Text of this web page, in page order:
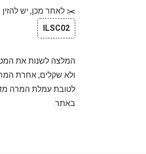
✂️ לאחר מכן, יש
ILSC02
המלצה לשנות את
לטובת עמלת המרה
באתר.